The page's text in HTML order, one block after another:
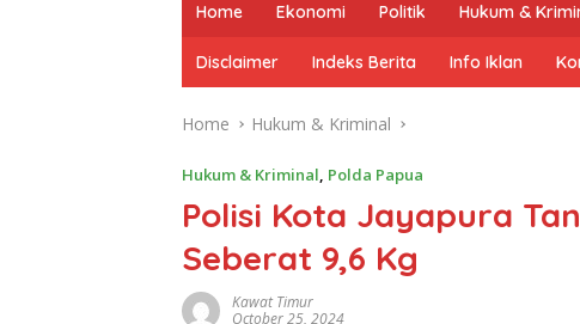
Home Ekonomi Politik Hukum &
Disclaimer Indeks Berita Info Iklan
Home Hukum & Kriminal
Hukum & Kriminal, Polda Papua
Polisi Kota Jayapura
Seberat 9,6 Kg
Kawat Timur
October 25, 2024